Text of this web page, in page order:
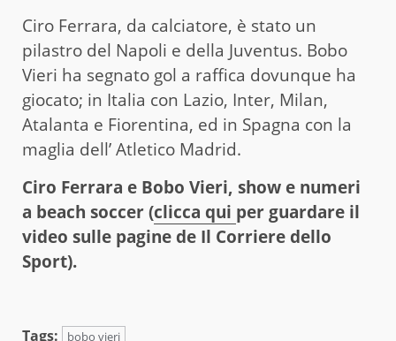
Ciro Ferrara, da calciatore, è stato un
pilastro del Napoli e della Juventus. Bobo
Vieri ha segnato gol a raffica dovunque ha
giocato; in Italia con Lazio, Inter, Milan,
Atalanta e Fiorentina, ed in Spagna con la
maglia dell’ Atletico Madrid.
Ciro Ferrara e Bobo Vieri, show e numeri
a beach soccer (clicca qui per guardare il
video sulle pagine de Il Corriere dello
Sport).
Tags: bobo vieri